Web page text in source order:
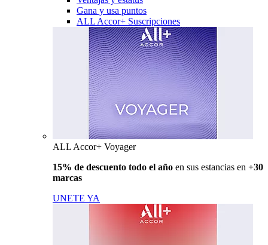
Gana y usa puntos
ALL Accor+ Suscripciones
ALL Accor+ Voyager
15% de descuento todo el año en sus estancias en +30
marcas
UNETE YA